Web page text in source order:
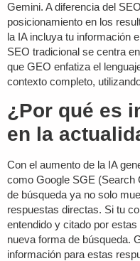
Gemini. A diferencia del
posicionamiento en los
la IA incluya tu información
SEO tradicional se centra
que GEO enfatiza el
contexto completo,
¿Por qué es
en la
Con el aumento de la IA
como Google SGE (Search
de búsqueda ya no solo
respuestas directas. Si tu
entendido y citado por
nueva forma de búsqueda.
información para estas